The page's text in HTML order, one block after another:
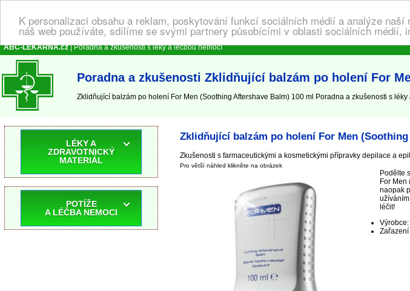
K personalizaci obsahu a reklam, poskytování funkcí sociálních médií a analýze
náš web používáte, sdílíme se svými partnery působícími v oblasti sociálních médií,
ABC-LEKARNA.cz| Poradna a zkušenosti s léky a léčbou nemocí
Poradna a zkušenosti Zklidňující balzám po holení For
Zklidňující balzám po holení For Men (Soothing Aftershave Balm) 100 ml Poradna a zkušenosti s
Zklidňující balzám po holení For Men
Zkušenosti s farmaceutickými a kosmetickými přípravky depilace a
Pro větší náhled klikněte na obrázek
Podělte
For Men
naopak
léčit!
Výrobce:
LÉKY A
ZDRAVOTNICKÝ
MATERIÁL
POTÍŽE
A LÉČBA NEMOCI